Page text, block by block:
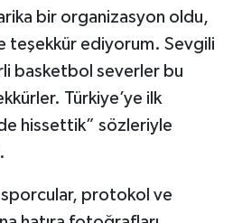
bir organizasyon oldu,
teşekkür ediyorum. Sevgili
basketbol severler bu
Türkiye’ye ilk
hissettik” sözleriyle
sporcular, protokol ve